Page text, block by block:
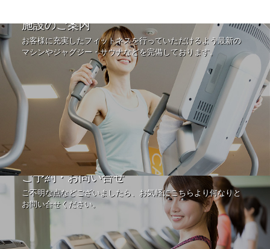
施設のご案内
お客様に充実したフィットネスを行っていただけるよう最新の
マシンやジャグジー・サウナなどを完備しております。
ご予約・お問い合せ
ご不明な点などございましたら、お気軽にこちらより何なりと
お問い合せください。